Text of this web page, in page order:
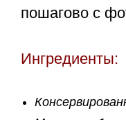
пошагово с
Ингредиенты: